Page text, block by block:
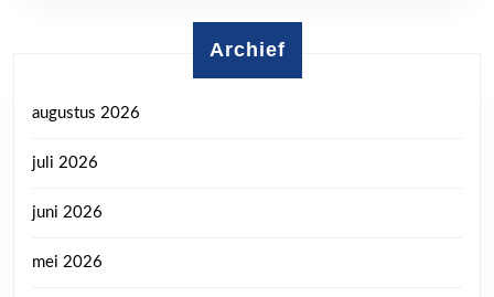
Archief
augustus 2026
juli 2026
juni 2026
mei 2026